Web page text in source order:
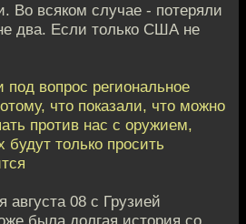
Во всяком случае - потеряли
два. Если только США не
вопрос региональное
что показали, что можно
против нас с оружием,
будут только просить
августа 08 с Грузией